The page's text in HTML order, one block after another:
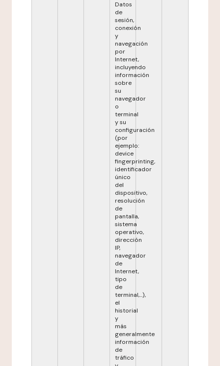
Datos
de
sesión,
conexión
y
navegación
por
Internet,
incluyendo
información
sobre
su
navegador
o
terminal
y su
configuración
(por
ejemplo:
device
fingerprinting,
identificador
único
del
dispositivo,
resolución
de
pantalla,
sistema
operativo,
dirección
IP,
navegador
de
Internet,
tipo
de
terminal,...),
el
historial
y
más
generalmente
información
de
tráfico